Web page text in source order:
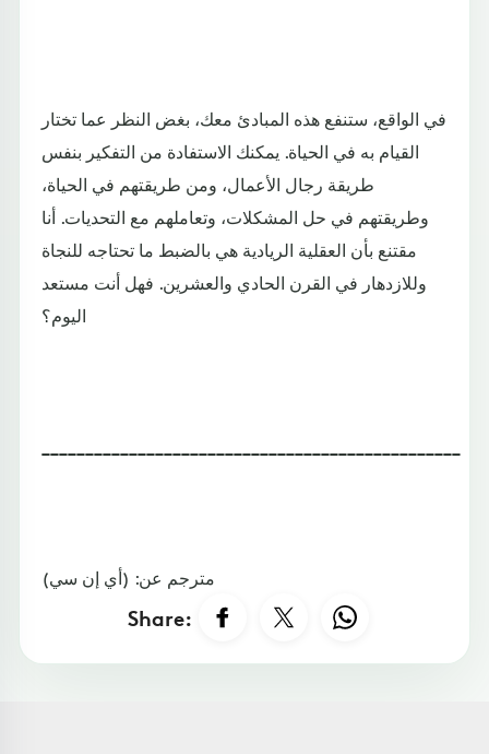
في الواقع، ستنفع هذه المبادئ معك، بغض النظر عما تختار
القيام به في الحياة. يمكنك الاستفادة من التفكير بنفس
طريقة رجال الأعمال، ومن طريقتهم في الحياة،
وطريقتهم في حل المشكلات، وتعاملهم مع التحديات. أنا
مقتنع بأن العقلية الريادية هي بالضبط ما تحتاجه للنجاة
وللازدهار في القرن الحادي والعشرين. فهل أنت مستعد
اليوم؟
مترجم عن: (أي إن سي)
Share: